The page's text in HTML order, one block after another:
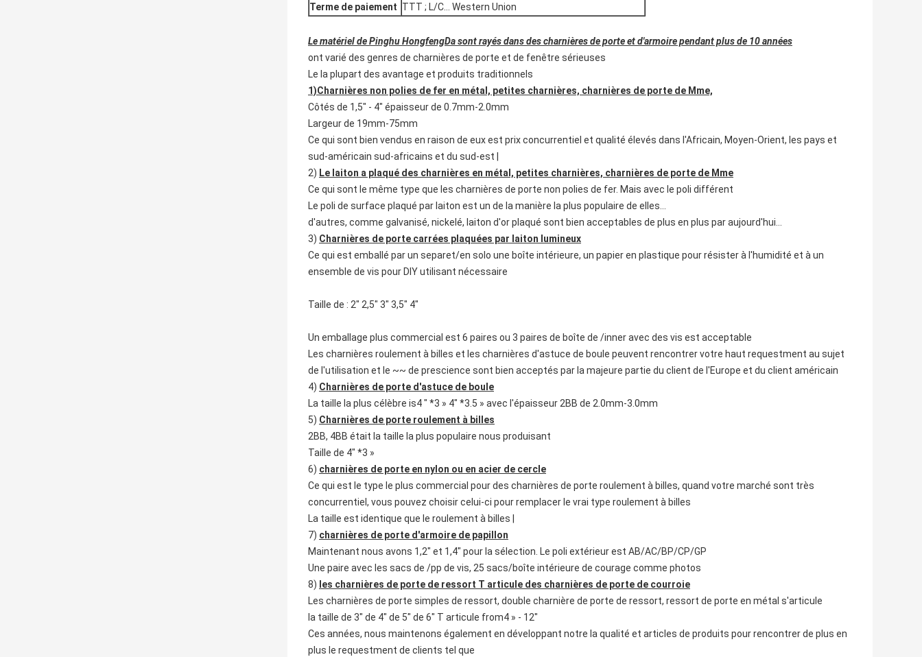
Terme de paiement TTT ; L/C… Western Union
Le matériel de Pinghu HongfengDa sont rayés dans des charnières de porte et d'armoire pendant plus de 10 années
ont varié des genres de charnières de porte et de fenêtre sérieuses
Le la plupart des avantage et produits traditionnels
1)Charnières non polies de fer en métal, petites charnières, charnières de porte de Mme,
Côtés de 1,5" - 4" épaisseur de 0.7mm-2.0mm
Largeur de 19mm-75mm
Ce qui sont bien vendus en raison de eux est prix concurrentiel et qualité élevés dans l'Africain, Moyen-Orient, les pays et
sud-américain sud-africains et du sud-est |
2) Le laiton a plaqué des charnières en métal, petites charnières, charnières de porte de Mme
Ce qui sont le même type que les charnières de porte non polies de fer. Mais avec le poli différent
Le poli de surface plaqué par laiton est un de la manière la plus populaire de elles…
d'autres, comme galvanisé, nickelé, laiton d'or plaqué sont bien acceptables de plus en plus par aujourd'hui…
3) Charnières de porte carrées plaquées par laiton lumineux
Ce qui est emballé par un separet/en solo une boîte intérieure, un papier en plastique pour résister à l'humidité et à un
ensemble de vis pour DIY utilisant nécessaire
Taille de : 2" 2,5" 3" 3,5" 4"
Un emballage plus commercial est 6 paires ou 3 paires de boîte de /inner avec des vis est acceptable
Les charnières roulement à billes et les charnières d'astuce de boule peuvent rencontrer votre haut requestment au sujet
de l'utilisation et le ~~ de prescience sont bien acceptés par la majeure partie du client de l'Europe et du client américain
4) Charnières de porte d'astuce de boule
La taille la plus célèbre is4 " *3 » 4" *3.5 » avec l'épaisseur 2BB de 2.0mm-3.0mm
5) Charnières de porte roulement à billes
2BB, 4BB était la taille la plus populaire nous produisant
Taille de 4" *3 »
6) charnières de porte en nylon ou en acier de cercle
Ce qui est le type le plus commercial pour des charnières de porte roulement à billes, quand votre marché sont très
concurrentiel, vous pouvez choisir celui-ci pour remplacer le vrai type roulement à billes
La taille est identique que le roulement à billes |
7) charnières de porte d'armoire de papillon
Maintenant nous avons 1,2" et 1,4" pour la sélection. Le poli extérieur est AB/AC/BP/CP/GP
Une paire avec les sacs de /pp de vis, 25 sacs/boîte intérieure de courage comme photos
8) les charnières de porte de ressort T articule des charnières de porte de courroie
Les charnières de porte simples de ressort, double charnière de porte de ressort, ressort de porte en métal s'articule
la taille de 3" de 4" de 5" de 6" T articule from4 » - 12"
Ces années, nous maintenons également en développant notre la qualité et articles de produits pour rencontrer de plus en
plus le requestment de clients tel que